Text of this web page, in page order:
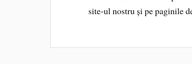
site-ul nostru și pe paginile